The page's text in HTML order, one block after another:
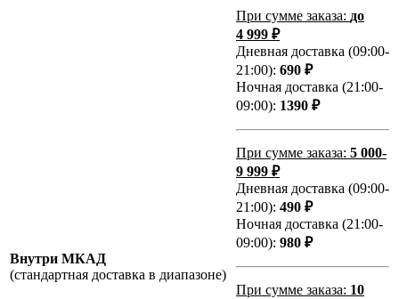
Внутри МКАД
(стандартная доставка в диапазоне)
При сумме заказа: до
4 999 ₽
Дневная доставка (09:00-
21:00): 690 ₽
Ночная доставка (21:00-
09:00): 1390 ₽
При сумме заказа: 5 000-
9 999 ₽
Дневная доставка (09:00-
21:00): 490 ₽
Ночная доставка (21:00-
09:00): 980 ₽
При сумме заказа: 10